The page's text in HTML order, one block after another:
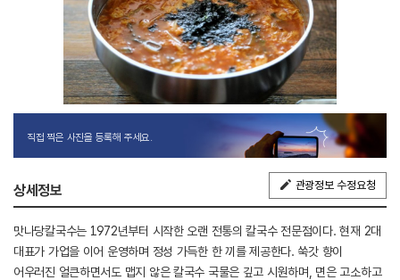
직접 찍은 사진을 등록해 주세요.
상세정보 관광정보 수정요청
맛나당칼국수는 1972년부터 시작한 오랜 전통의 칼국수 전문점이다. 현재 2대
대표가 가업을 이어 운영하며 정성 가득한 한 끼를 제공한다. 쑥갓 향이
어우러진 얼큰하면서도 맵지 않은 칼국수 국물은 깊고 시원하며, 면은 고소하고